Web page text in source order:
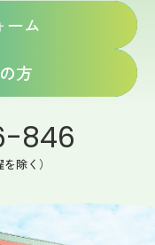
ーム
方
846
除く）